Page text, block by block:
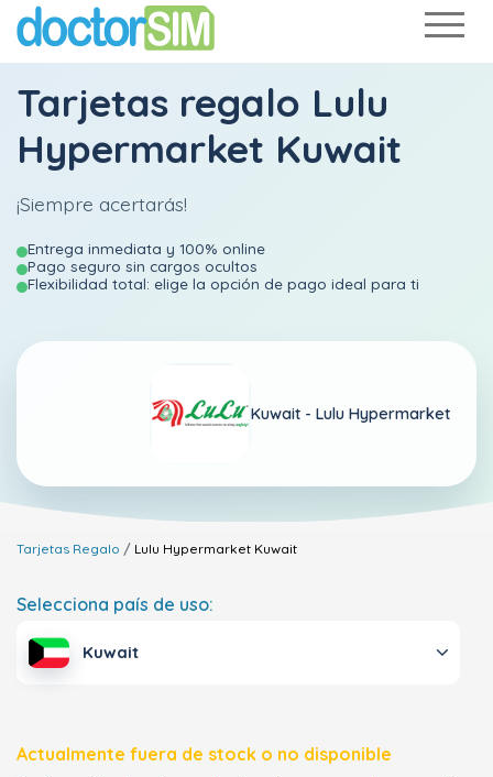
Tarjetas regalo Lulu
Hypermarket Kuwait
¡Siempre acertarás!
Entrega inmediata y 100% online
Pago seguro sin cargos ocultos
Flexibilidad total: elige la opción de pago ideal para ti
Kuwait - Lulu Hypermarket
Tarjetas Regalo Lulu Hypermarket Kuwait
Selecciona país de uso:
Kuwait
Actualmente fuera de stock o no disponible